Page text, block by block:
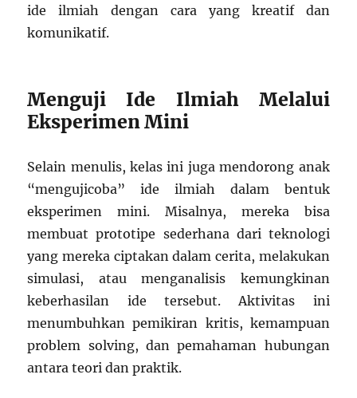
ide ilmiah dengan cara yang kreatif dan
komunikatif.
Menguji Ide Ilmiah Melalui
Eksperimen Mini
Selain menulis, kelas ini juga mendorong anak
“mengujicoba” ide ilmiah dalam bentuk
eksperimen mini. Misalnya, mereka bisa
membuat prototipe sederhana dari teknologi
yang mereka ciptakan dalam cerita, melakukan
simulasi, atau menganalisis kemungkinan
keberhasilan ide tersebut. Aktivitas ini
menumbuhkan pemikiran kritis, kemampuan
problem solving, dan pemahaman hubungan
antara teori dan praktik.